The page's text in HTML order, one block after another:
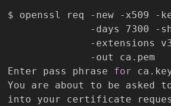
$ openssl req -new -x509 -
-days 7300 -
-extensions
              -out ca.pem
Enter pass phrase for
You are about to be
into your certificate